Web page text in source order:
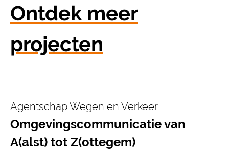
Ontdek meer
projecten
Agentschap Wegen en Verkeer
Omgevingscommunicatie van
A(alst) tot Z(ottegem)